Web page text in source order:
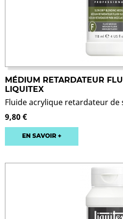
MÉDIUM RETARDATEUR
LIQUITEX
Fluide acrylique retardateur de
9,80 €
EN SAVOIR +